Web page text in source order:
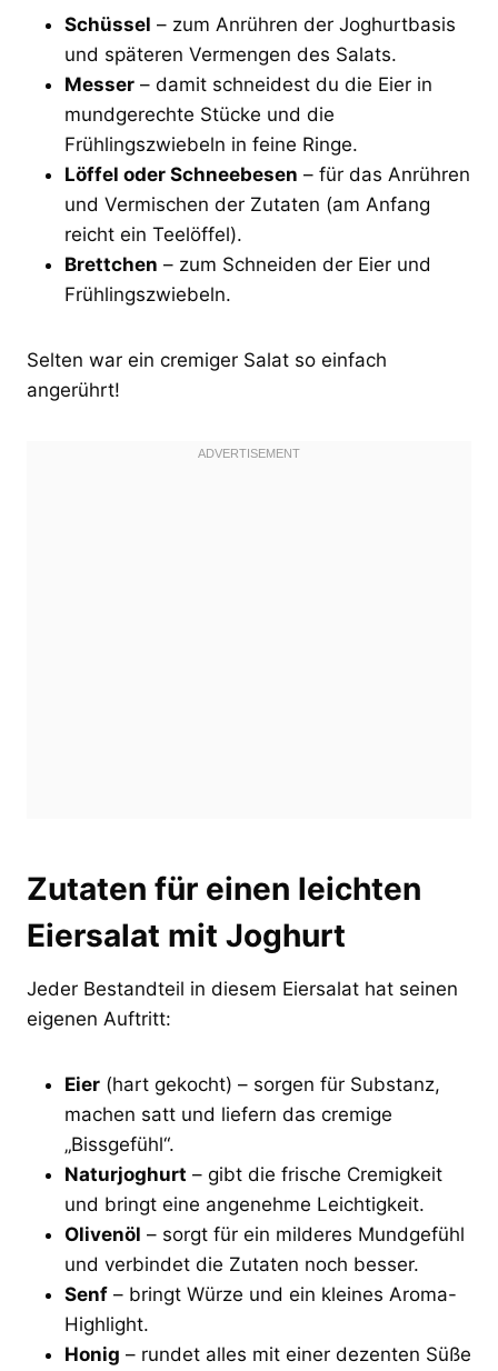
Schüssel – zum Anrühren der Joghurtbasis
und späteren Vermengen des Salats.
Messer – damit schneidest du die Eier in
mundgerechte Stücke und die
Frühlingszwiebeln in feine Ringe.
Löffel oder Schneebesen – für das Anrühren
und Vermischen der Zutaten (am Anfang
reicht ein Teelöffel).
Brettchen – zum Schneiden der Eier und
Frühlingszwiebeln.
Selten war ein cremiger Salat so einfach
angerührt!
Zutaten für einen leichten
Eiersalat mit Joghurt
Jeder Bestandteil in diesem Eiersalat hat seinen
eigenen Auftritt:
Eier (hart gekocht) – sorgen für Substanz,
machen satt und liefern das cremige
„Bissgefühl“.
Naturjoghurt – gibt die frische Cremigkeit
und bringt eine angenehme Leichtigkeit.
Olivenöl – sorgt für ein milderes Mundgefühl
und verbindet die Zutaten noch besser.
Senf – bringt Würze und ein kleines Aroma-
Highlight.
Honig – rundet alles mit einer dezenten Süße